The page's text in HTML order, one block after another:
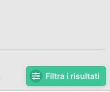
Filtra i risultati